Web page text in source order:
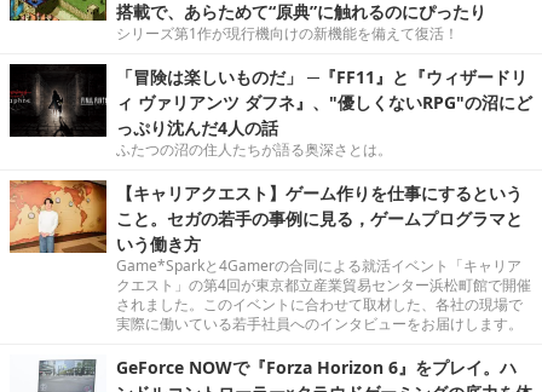
搭載で、あらためて“原典”に触れるのにぴったり
シリーズ第1作が現行機向けの新機能を備えて復活！
「冒険は楽しいものだ」 ─『FF11』と『ウィザードリ
ィ ヴァリアンツ ダフネ』、"優しくないRPG"の沼にど
っぷり沈んだ4人の話
ふたつの沼の住人たちが語る奥深さとは。
【キャリアクエスト】ゲーム作りを仕事にするという
こと。セガの若手の事例に見る，ゲームプログラマと
いう働き方
Game*Sparkと4Gamerの合同による就活イベント「キャリア
クエスト」の第4回が東京都立産業貿易センター浜松町館で開催
されました。このイベントに合わせて取材した、各社の現場で
実際に働いている若手社員へのインタビューをお届けします。
GeForce NOWで『Forza Horizon 6』をプレイ。ハ